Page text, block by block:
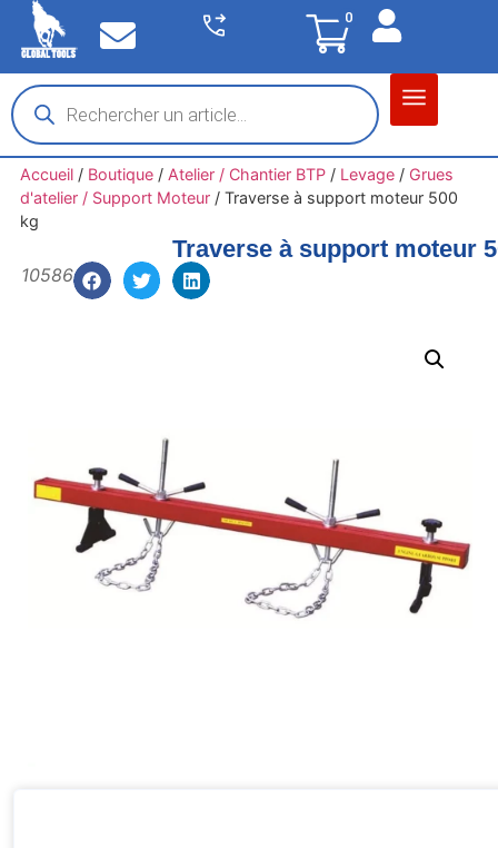
0
Accueil/ Boutique/ Atelier / Chantier BTP/ Levage/ Grues
d'atelier / Support Moteur/ Traverse à support moteur 500
kg
Traverse à support moteur
10586